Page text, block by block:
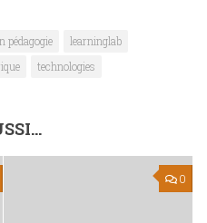
pédagogie
learninglab
technologies
0